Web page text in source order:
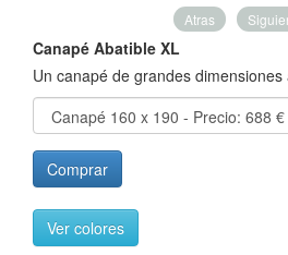
Atras
Canapé Abatible XL
Un canapé de grandes
Comprar
Ver colores